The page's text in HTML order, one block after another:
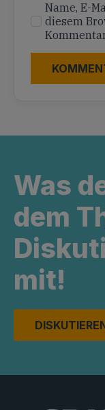
Name, E-
diesem
Was
dem
mit!